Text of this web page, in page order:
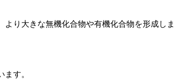
り大きな無機化合物や有機化合物を形成しま
す。